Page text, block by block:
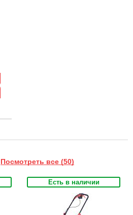
Посмотреть все (50)
Есть в наличии